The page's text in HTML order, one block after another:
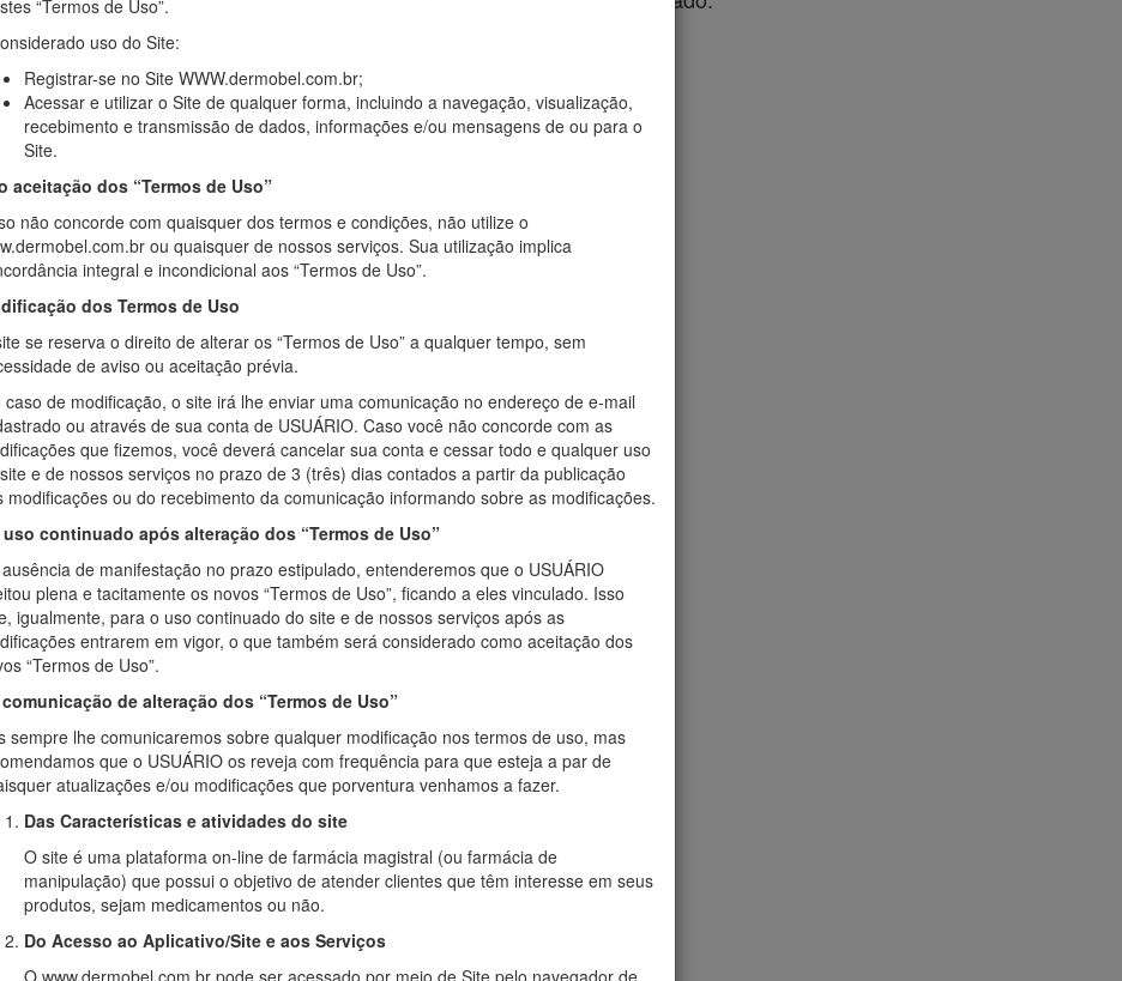
“Termos de Uso”.
uso do Site:
Registrar-se no Site WWW.dermobel.com.br;
Acessar e utilizar o Site de qualquer forma, incluindo a navegação, visualização,
recebimento e transmissão de dados, informações e/ou mensagens de ou para o
Site.
aceitação dos “Termos de Uso”
não concorde com quaisquer dos termos e condições, não utilize o
ou quaisquer de nossos serviços. Sua utilização implica
integral e incondicional aos “Termos de Uso”.
dos Termos de Uso
se reserva o direito de alterar os “Termos de Uso” a qualquer tempo, sem
de aviso ou aceitação prévia.
caso de modificação, o site irá lhe enviar uma comunicação no endereço de e-mail
ou através de sua conta de USUÁRIO. Caso você não concorde com as
que fizemos, você deverá cancelar sua conta e cessar todo e qualquer uso
e de nossos serviços no prazo de 3 (três) dias contados a partir da publicação
modificações ou do recebimento da comunicação informando sobre as modificações.
uso continuado após alteração dos “Termos de Uso”
de manifestação no prazo estipulado, entenderemos que o USUÁRIO
plena e tacitamente os novos “Termos de Uso”, ficando a eles vinculado. Isso
igualmente, para o uso continuado do site e de nossos serviços após as
entrarem em vigor, o que também será considerado como aceitação dos
“Termos de Uso”.
comunicação de alteração dos “Termos de Uso”
sempre lhe comunicaremos sobre qualquer modificação nos termos de uso, mas
que o USUÁRIO os reveja com frequência para que esteja a par de
atualizações e/ou modificações que porventura venhamos a fazer.
Das Características e atividades do site
O site é uma plataforma on-line de farmácia magistral (ou farmácia de
manipulação) que possui o objetivo de atender clientes que têm interesse em seus
produtos, sejam medicamentos ou não.
Do Acesso ao Aplicativo/Site e aos Serviços
O www.dermobel.com.br pode ser acessado por meio de Site pelo navegador de